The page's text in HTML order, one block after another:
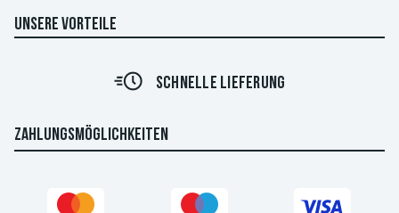
UNSERE VORTEILE
SCHNELLE LIEFERUNG
ZAHLUNGSMÖGLICHKEITEN